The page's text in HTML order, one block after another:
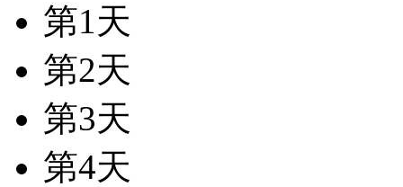
第1天
第2天
第3天
第4天